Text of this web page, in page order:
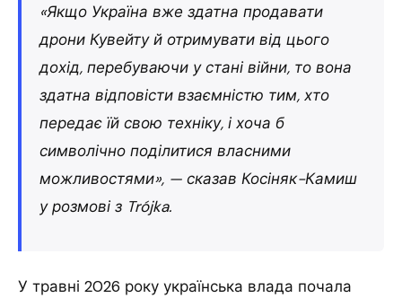
«Якщо Україна вже здатна продавати
дрони Кувейту й отримувати від цього
дохід, перебуваючи у стані війни, то вона
здатна відповісти взаємністю тим, хто
передає їй свою техніку, і хоча б
символічно поділитися власними
можливостями», — сказав Косіняк-Камиш
у розмові з Trójka.
У травні 2026 року українська влада почала